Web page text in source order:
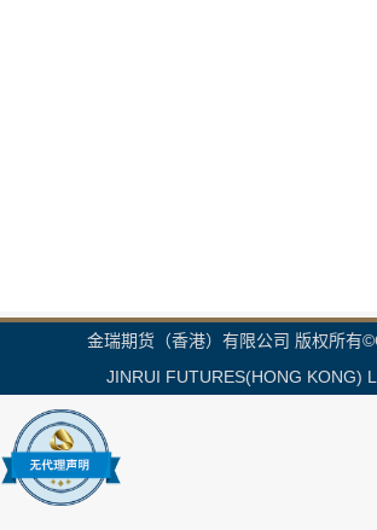
金瑞期货（香港）有限公司 版权所有
JINRUI FUTURES(HONG KONG)